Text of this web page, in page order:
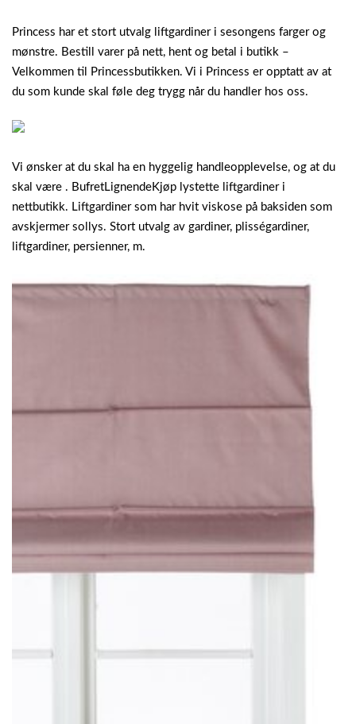
Princess har et stort utvalg liftgardiner i sesongens farger og
mønstre. Bestill varer på nett, hent og betal i butikk –
Velkommen til Princessbutikken. Vi i Princess er opptatt av at
du som kunde skal føle deg trygg når du handler hos oss.
Vi ønsker at du skal ha en hyggelig handleopplevelse, og at du
skal være . BufretLignendeKjøp lystette liftgardiner i
nettbutikk. Liftgardiner som har hvit viskose på baksiden som
avskjermer sollys. Stort utvalg av gardiner, plisségardiner,
liftgardiner, persienner, m.